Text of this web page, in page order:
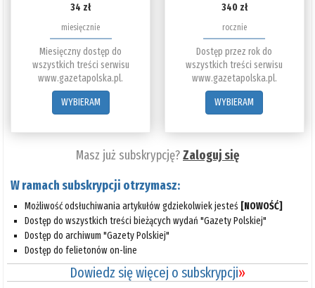
34 zł
miesięcznie
Miesięczny dostęp do
wszystkich treści serwisu
www.gazetapolska.pl.
WYBIERAM
340 zł
rocznie
Dostęp przez rok do
wszystkich treści serwisu
www.gazetapolska.pl.
WYBIERAM
Masz już subskrypcję?Zaloguj się
W ramach subskrypcji otrzymasz:
Możliwość odsłuchiwania artykułów gdziekolwiek jesteś [NOWOŚĆ]
Dostęp do wszystkich treści bieżących wydań "Gazety Polskiej"
Dostęp do archiwum "Gazety Polskiej"
Dostęp do felietonów on-line
Dowiedz się więcej o subskrypcji»